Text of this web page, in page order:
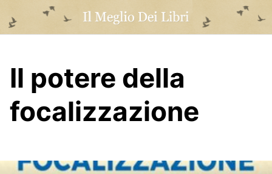
content
Il potere della
focalizzazione